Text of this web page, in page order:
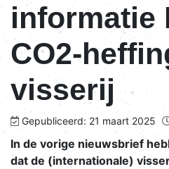
informatie
CO2-
visserij
Gepubliceerd: 21 maart 2025
In de vorige nieuwsbrief
dat de (internationale)